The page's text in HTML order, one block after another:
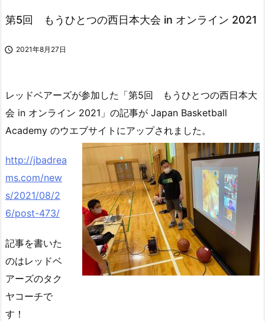
第5回 もうひとつの西日本大会 in オンライン 2021
 2021年8月27日
レッドベアーズが参加した「第5回 もうひとつの西日本大
会 in オンライン 2021」の記事が Japan Basketball
Academy のウエブサイトにアップされました。
http://jbadrea
ms.com/new
s/2021/08/2
6/post-473/
記事を書いた
のはレッドベ
アーズのタク
ヤコーチで
す！